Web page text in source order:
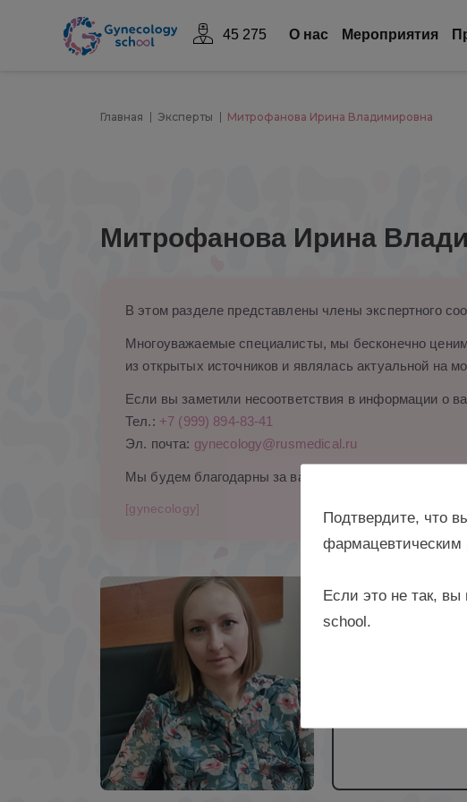
45 275 О нас Mероприятия
Главная Эксперты Митрофанова Ирина Владимировна
Митрофанова Ирина
В этом разделе представлены члены экспертного
Многоуважаемые специалисты, мы бесконечно
из открытых источников и являлась актуальной на
Если вы заметили несоответствия в информации о
Тел.: +7 (999) 894-83-41
Эл. почта: gynecology@rusmedical.ru
Мы будем благодарны за ваши комментарии.
[gynecology]
инспектор
здравоохранения
Подтвердите, что
фармацевтическим
Если это не так,
school.